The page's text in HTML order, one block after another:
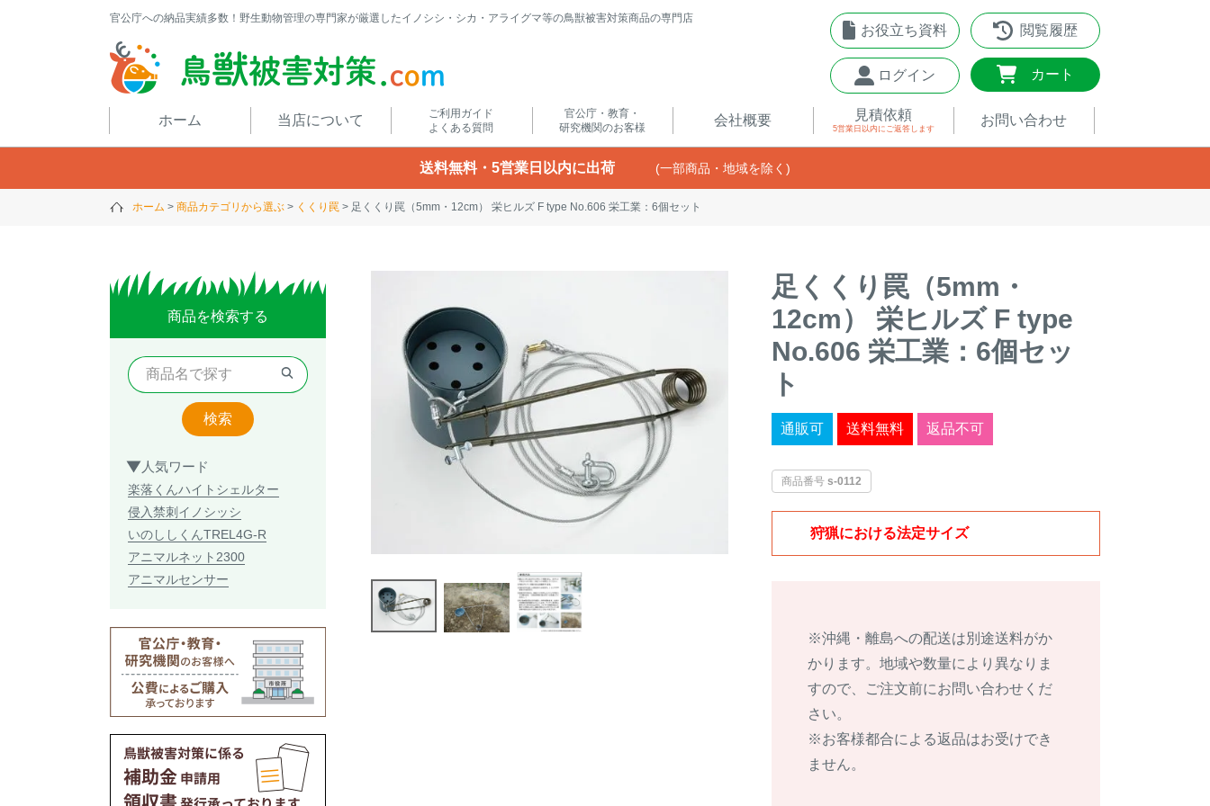
官公庁への納品実績多数！野生動物管理の専門家が厳選したイノシシ・シカ・アライグマ等の鳥獣被害対策商品の専門店
お役立ち資料 閲覧履歴
ログイン カート
ホーム 当店について
ご利用ガイド
よくある質問
官公庁・教育・
研究機関のお客様
会社概要 見積依頼
5営業日以内 にご返答します
お問い合わせ
送料無料・5営業日以内に出荷 (一部商品・地域を除く)
ホーム 商品カテゴリから選ぶ くくり罠 足くくり罠（5mm・12cm） 栄ヒルズ F type No.606 栄工業：6個セット
商品を検索する
検索
人気ワード
楽落くんハイトシェルター
侵入禁刺 イノシッシ
いのししくんTREL4G-R
アニマルネット2300
アニマルセンサー
足くくり罠（5mm・
12cm） 栄ヒルズ F type
No.606 栄工業：6個セッ
ト
通販可 送料無料 返品不可
商品番号 s-0112
狩猟における法定サイズ
※沖縄・離島への配送は別途送料がか
かります。地域や数量により異なりま
すので、ご注文前にお問い合わせくだ
さい。
※お客様都合による返品はお受けでき
ません。